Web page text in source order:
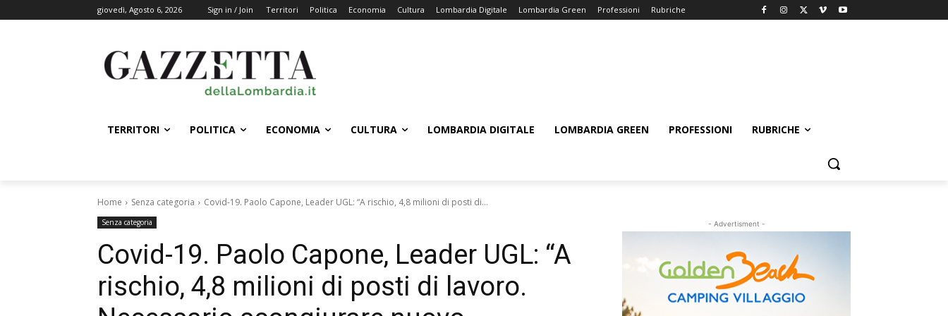
giovedì, Agosto 6, 2026 Sign in / Join Territori Politica Economia Cultura Lombardia Digitale Lombardia Green Professioni Rubriche
TERRITORI POLITICA ECONOMIA CULTURA LOMBARDIA DIGITALE LOMBARDIA GREEN PROFESSIONI RUBRICHE
Home Senza categoria Covid-19. Paolo Capone, Leader UGL: “A rischio, 4,8 milioni di posti di...
Senza categoria
Covid-19. Paolo Capone, Leader UGL: “A
rischio, 4,8 milioni di posti di lavoro.
- Advertisment -